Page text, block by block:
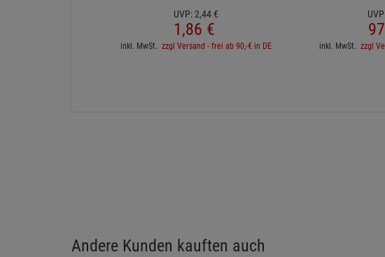
UVP:2,44 €
1,86 €
inkl. MwSt. zzgl Versand - frei ab 90,-€ in DE inkl. MwSt. zzgl
Andere Kunden kauften auch